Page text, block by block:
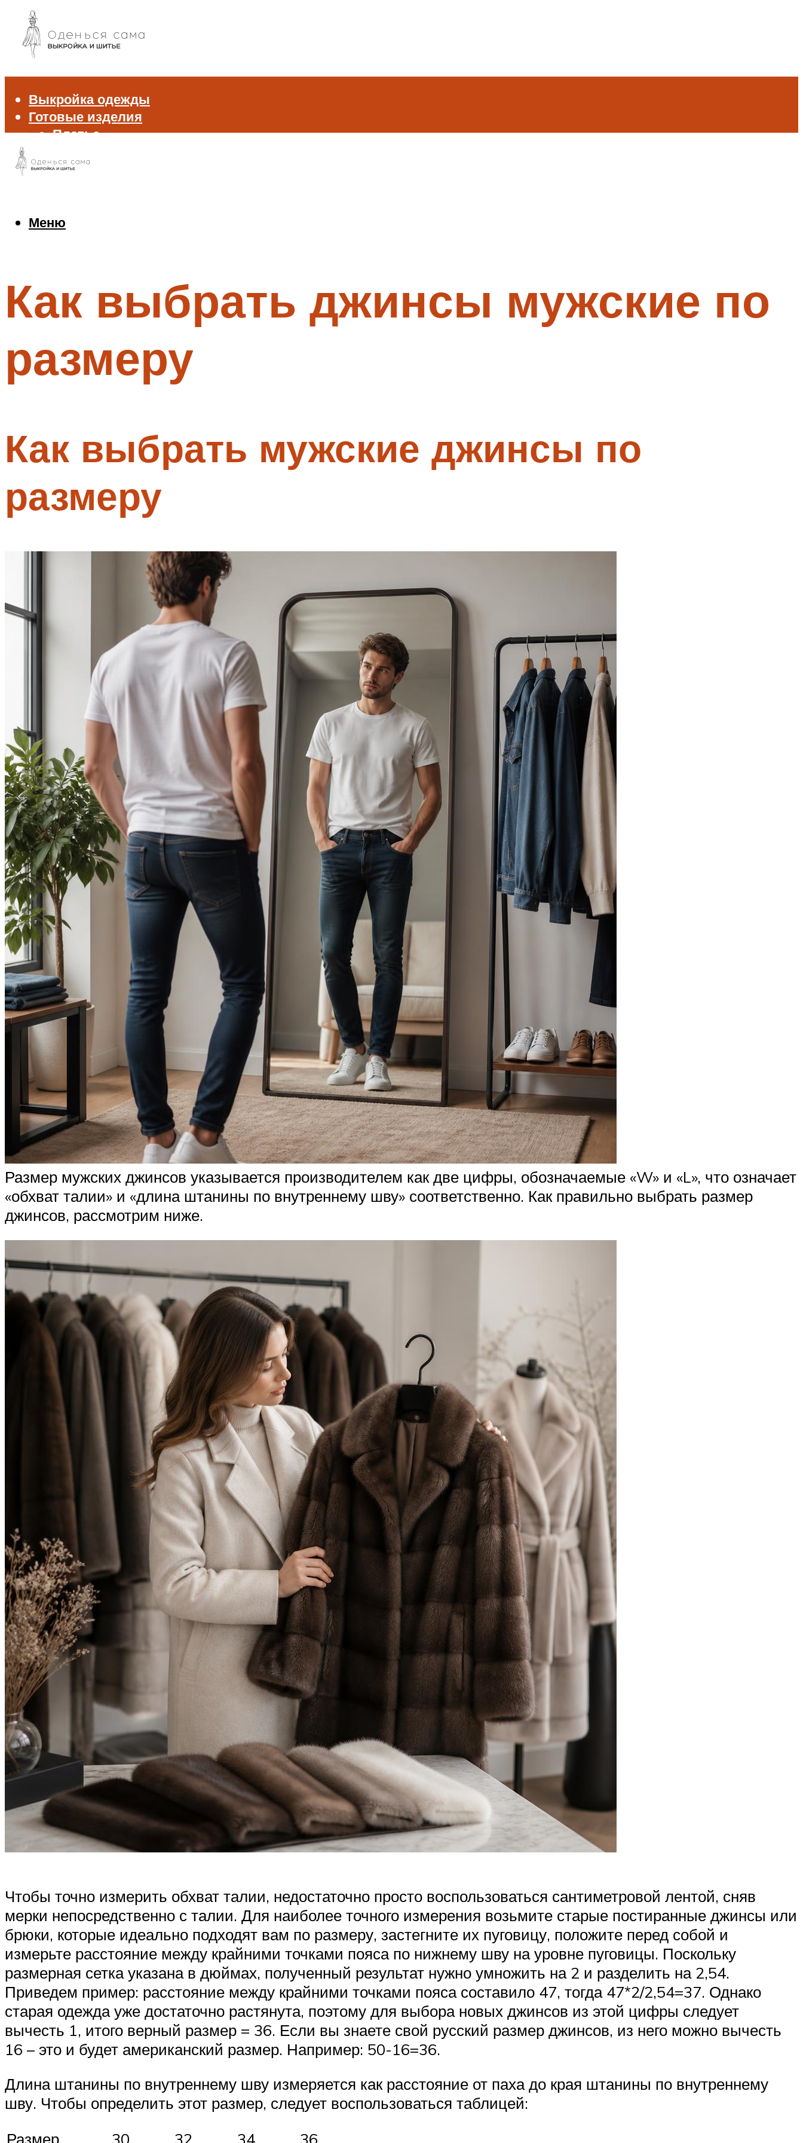
Выкройка одежды
Готовые изделия
Платье
Блуза и рубашка
Джемпер и свитер
Меню
Меню
Как выбрать джинсы мужские по
размеру
Как выбрать мужские джинсы по
размеру
Размер мужских джинсов указывается производителем как две цифры, обозначаемые «W» и «L», что означает
«обхват талии» и «длина штанины по внутреннему шву» соответственно. Как правильно выбрать размер
джинсов, рассмотрим ниже.
Чтобы точно измерить обхват талии, недостаточно просто воспользоваться сантиметровой лентой, сняв
мерки непосредственно с талии. Для наиболее точного измерения возьмите старые постиранные джинсы или
брюки, которые идеально подходят вам по размеру, застегните их пуговицу, положите перед собой и
измерьте расстояние между крайними точками пояса по нижнему шву на уровне пуговицы. Поскольку
размерная сетка указана в дюймах, полученный результат нужно умножить на 2 и разделить на 2,54.
Приведем пример: расстояние между крайними точками пояса составило 47, тогда 47*2/2,54=37. Однако
старая одежда уже достаточно растянута, поэтому для выбора новых джинсов из этой цифры следует
вычесть 1, итого верный размер = 36. Если вы знаете свой русский размер джинсов, из него можно вычесть
16 – это и будет американский размер. Например: 50-16=36.
Длина штанины по внутреннему шву измеряется как расстояние от паха до края штанины по внутреннему
шву. Чтобы определить этот размер, следует воспользоваться таблицей:
Размер
30 32 34 36